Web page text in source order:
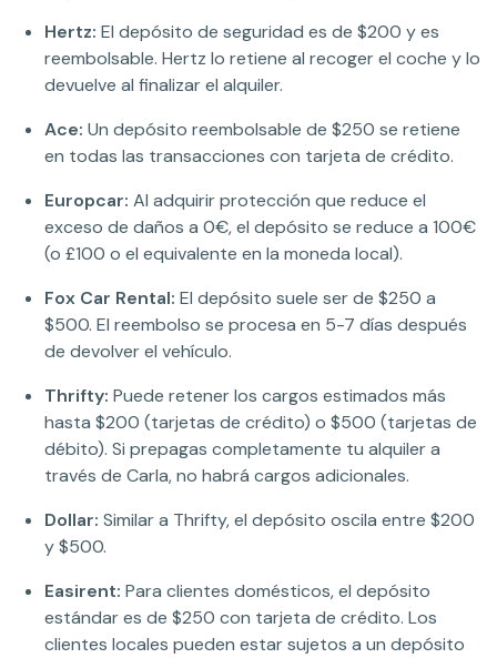
Hertz: El depósito de seguridad es de $200 y es
reembolsable. Hertz lo retiene al recoger el coche y lo
devuelve al finalizar el alquiler.
Ace: Un depósito reembolsable de $250 se retiene
en todas las transacciones con tarjeta de crédito.
Europcar: Al adquirir protección que reduce el
exceso de daños a 0€, el depósito se reduce a 100€
(o £100 o el equivalente en la moneda local).
Fox Car Rental: El depósito suele ser de $250 a
$500. El reembolso se procesa en 5-7 días después
de devolver el vehículo.
Thrifty: Puede retener los cargos estimados más
hasta $200 (tarjetas de crédito) o $500 (tarjetas de
débito). Si prepagas completamente tu alquiler a
través de Carla, no habrá cargos adicionales.
Dollar: Similar a Thrifty, el depósito oscila entre $200
y $500.
Easirent: Para clientes domésticos, el depósito
estándar es de $250 con tarjeta de crédito. Los
clientes locales pueden estar sujetos a un depósito